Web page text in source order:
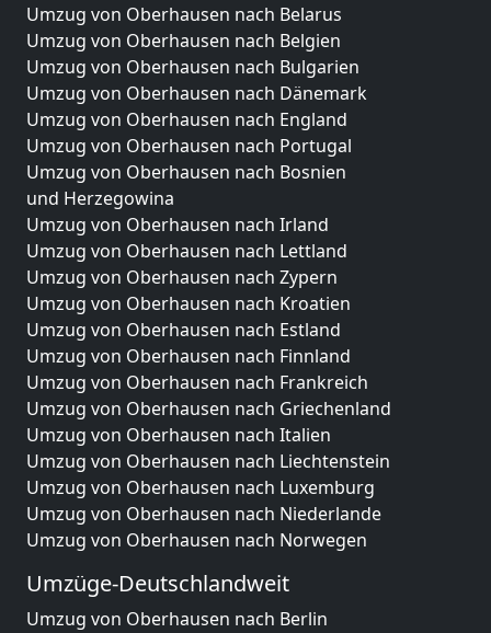
Umzug von Oberhausen nach Belarus
Umzug von Oberhausen nach Belgien
Umzug von Oberhausen nach Bulgarien
Umzug von Oberhausen nach Dänemark
Umzug von Oberhausen nach England
Umzug von Oberhausen nach Portugal
Umzug von Oberhausen nach Bosnien
und Herzegowina
Umzug von Oberhausen nach Irland
Umzug von Oberhausen nach Lettland
Umzug von Oberhausen nach Zypern
Umzug von Oberhausen nach Kroatien
Umzug von Oberhausen nach Estland
Umzug von Oberhausen nach Finnland
Umzug von Oberhausen nach Frankreich
Umzug von Oberhausen nach Griechenland
Umzug von Oberhausen nach Italien
Umzug von Oberhausen nach Liechtenstein
Umzug von Oberhausen nach Luxemburg
Umzug von Oberhausen nach Niederlande
Umzug von Oberhausen nach Norwegen
Umzüge-Deutschlandweit
Umzug von Oberhausen nach Berlin